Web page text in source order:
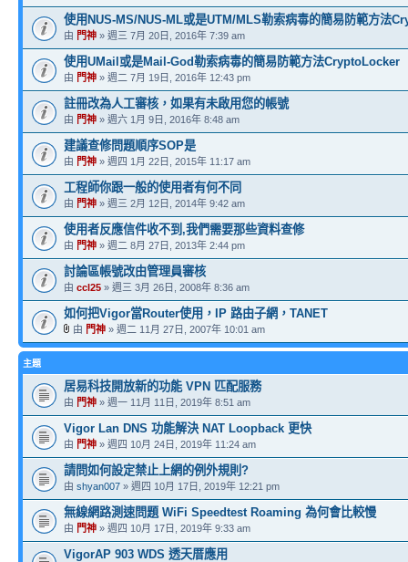
使用NUS-MS/NUS-ML或是UTM/MLS勒索病毒的簡易防範方法
由 門神 » 週三 7月 20日, 2016年 7:39 am
使用UMail或是Mail-God勒索病毒的簡易防範方法CryptoLocker
由 門神 » 週二 7月 19日, 2016年 12:43 pm
註冊改為人工審核，如果有未啟用您的帳號
由 門神 » 週六 1月 9日, 2016年 8:48 am
建議查修問題順序SOP是
由 門神 » 週四 1月 22日, 2015年 11:17 am
工程師你跟一般的使用者有何不同
由 門神 » 週三 2月 12日, 2014年 9:42 am
使用者反應信件收不到,我們需要那些資料查修
由 門神 » 週二 8月 27日, 2013年 2:44 pm
討論區帳號改由管理員審核
由 ccl25 » 週三 3月 26日, 2008年 8:36 am
如何把Vigor當Router使用，IP 路由子網，TANET
由 門神 » 週二 11月 27日, 2007年 10:01 am
主題
居易科技開放新的功能 VPN 匹配服務
由 門神 » 週一 11月 11日, 2019年 8:51 am
Vigor Lan DNS 功能解決 NAT Loopback 更快
由 門神 » 週四 10月 24日, 2019年 11:24 am
請問如何設定禁止上網的例外規則?
由 shyan007 » 週四 10月 17日, 2019年 12:21 pm
無線網路測速問題 WiFi Speedtest Roaming 為何會比較慢
由 門神 » 週四 10月 17日, 2019年 9:33 am
VigorAP 903 WDS 透天厝應用